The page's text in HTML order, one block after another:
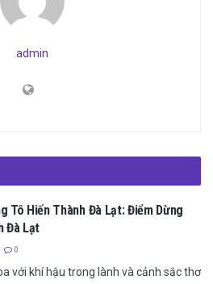
admin
Tô Hiến Thành Đà Lạt: Điểm Dừng
Đà Lạt
0
với khí hậu trong lành và cảnh sắc thơ